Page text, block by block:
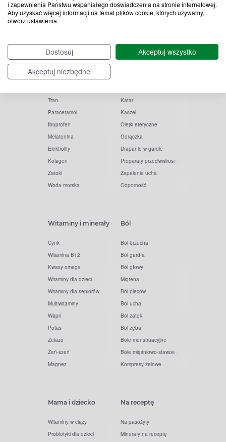
i zapewnienia Państwu wspaniałego doświadczenia na stronie internetowej.
Aby uzyskać więcej informacji na temat plików cookie, których używamy,
otwórz ustawienia.
Dostosuj
Akceptuj wszystko
Akceptuj niezbędne
Popularne zapytania
Witamina D
Witamina C
Tran
Paracetamol
Ibuprofen
Melatonina
Elektrolity
Kolagen
Zatoki
Woda morska
Przeziębienie i grypa
Katar
Kaszel
Olejki eteryczne
Gorączka
Drapanie w gardle
Preparaty przeciwwirusowe
Zapalenie ucha
Odporność
Witaminy i minerały
Cynk
Witamina B12
Kwasy omega
Witaminy dla dzieci
Witaminy dla seniorów
Multiwitaminy
Wapń
Potas
Żelazo
Żeń-szeń
Magnez
Ból
Ból brzucha
Ból gardła
Ból głowy
Migrena
Ból pleców
Ból ucha
Ból zatok
Ból zęba
Bóle menstruacyjne
Bóle mięśniowo-stawowe
Kompresy żelowe
Mama i dziecko
Witaminy w ciąży
Probiotyki dla dzieci
Na receptę
Na pasożyty
Minerały na receptę